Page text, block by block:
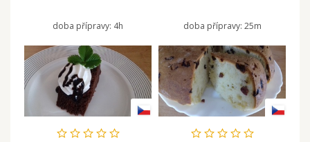
doba přípravy: 4h doba přípravy: 25m